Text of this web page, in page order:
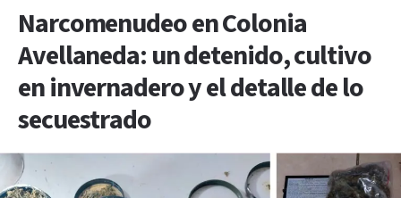
Narcomenudeo en Colonia
Avellaneda: un detenido, cultivo
en invernadero y el detalle de lo
secuestrado